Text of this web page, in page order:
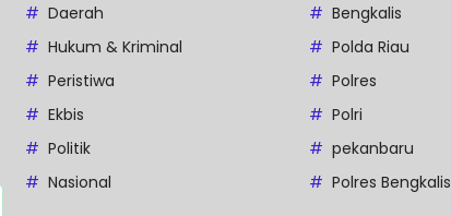
Daerah
Hukum & Kriminal
Peristiwa
Ekbis
Politik
Nasional
Bengkalis
Polda Riau
Polres
Polri
pekanbaru
Polres Bengkalis